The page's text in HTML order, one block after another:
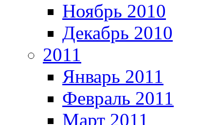
Ноябрь 2010
Декабрь 2010
2011
Январь 2011
Февраль 2011
Март 2011